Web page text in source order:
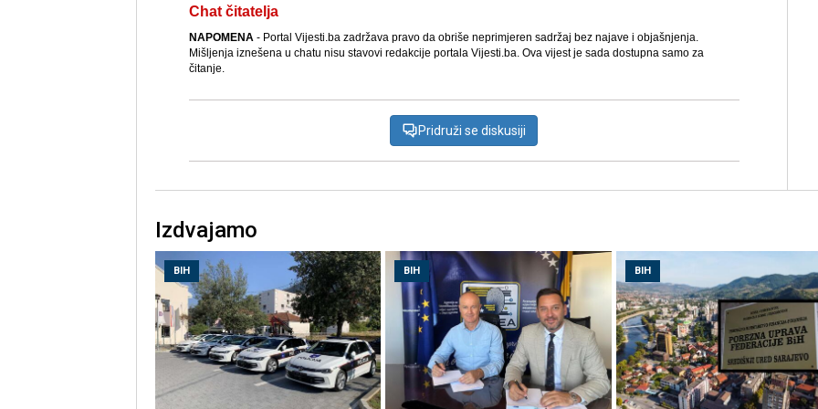
Chat čitatelja
NAPOMENA- Portal Vijesti.ba zadržava pravo da obriše neprimjeren sadržaj bez najave i objašnjenja.
Mišljenja iznešena u chatu nisu stavovi redakcije portala Vijesti.ba. Ova vijest je sada dostupna samo za
čitanje.
Pridruži se diskusiji
Izdvajamo
BIH BIH BIH